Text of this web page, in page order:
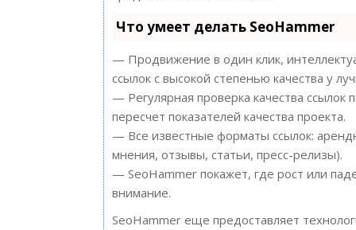
Что умеет делать SeoHammer
— Продвижение в один клик,
ссылок с высокой степенью качества у
— Регулярная проверка качества
пересчет показателей качества проекта.
— Все известные форматы ссылок:
мнения, отзывы, статьи, пресс-релизы).
— SeoHammer покажет, где рост или
внимание.
SeoHammer еще предоставляет